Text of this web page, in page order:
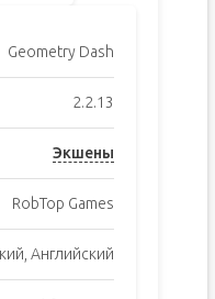
Geometry Dash
2.2.13
Экшены
RobTop Games
Английский